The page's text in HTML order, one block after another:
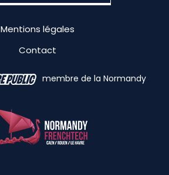
Mentions légales
Contact
membre de la Normandy